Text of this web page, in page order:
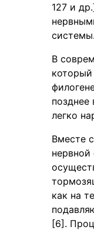
127 и
системы.
В
легко
Вместе
как на
[6].